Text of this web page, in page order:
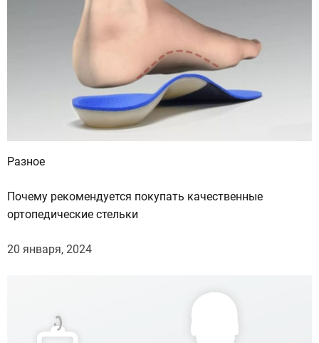
Разное
Почему рекомендуется покупать качественные
ортопедические стельки
20 января, 2024